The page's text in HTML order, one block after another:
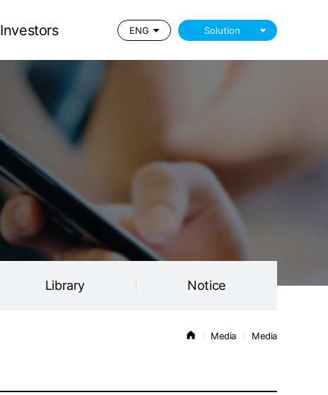
Investors ENG Solution
Notice
Library Notice
Media Media